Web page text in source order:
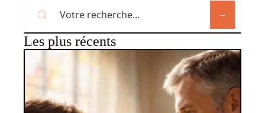
Les plus récents